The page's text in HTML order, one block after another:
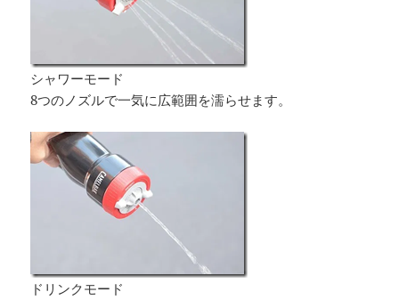
シャワーモード
8つのノズルで一気に広範囲を濡らせます。
ドリンクモード